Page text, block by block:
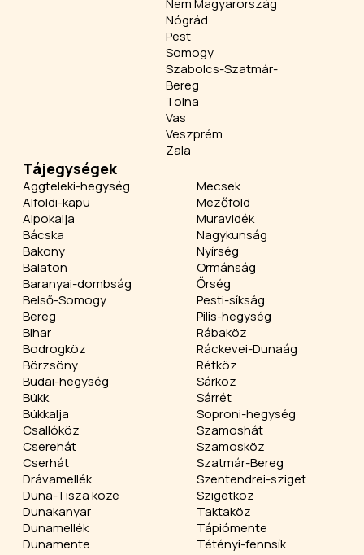
Nem Magyarország
Nógrád
Pest
Somogy
Szabolcs-Szatmár-
Bereg
Tolna
Vas
Veszprém
Zala
Tájegységek
Aggteleki-hegység
Alföldi-kapu
Alpokalja
Bácska
Bakony
Balaton
Baranyai-dombság
Belső-Somogy
Bereg
Bihar
Bodrogköz
Börzsöny
Budai-hegység
Bükk
Bükkalja
Csallóköz
Cserehát
Cserhát
Drávamellék
Duna-Tisza köze
Dunakanyar
Dunamellék
Dunamente
Mecsek
Mezőföld
Muravidék
Nagykunság
Nyírség
Ormánság
Őrség
Pesti-síkság
Pilis-hegység
Rábaköz
Ráckevei-Dunaág
Rétköz
Sárköz
Sárrét
Soproni-hegység
Szamoshát
Szamosköz
Szatmár-Bereg
Szentendrei-sziget
Szigetköz
Taktaköz
Tápiómente
Tétényi-fennsík